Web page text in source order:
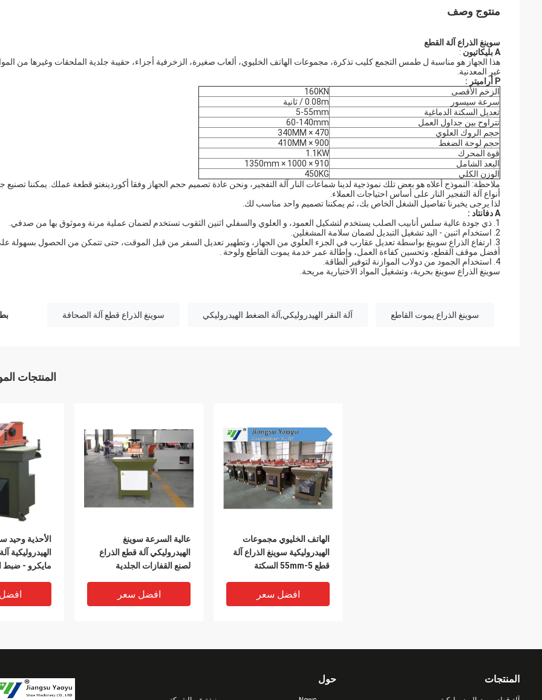
منتوج وصف
سوينغ الذراع آلة القطع
Aبليكاتيون :
هذا الجهاز هو مناسبة ل طمس التجمع كليب تذكرة، مجموعات الهاتف الخليوي، ألعاب صغيرة، الزخرفية أجزاء، حقيبة جلدية الملحقات وغيرها من
غير المعدنية.
P
أراميتر :
الزخم الأقصى
160KN
سرعة سيسور
0.08m / ثانية
تعديل السكتة الدماغية
5-55mm
تتراوح بين جداول العمل
60-140mm
حجم الروك العلوي
470 × 340MM
حجم لوحة الضغط
900 × 410MM
قوة المحرك
1.1KW
البعد الشامل
910 × 1000 × 1350mm
الوزن الكلي
450KG
ملاحظة: النموذج أعلاه هو بعض تلك نموذجية لدينا شماعات النار آلة التفجير، ونحن عادة تصميم حجم الجهاز وفقا أكوردينغتو قطعة عملك. يمكننا تصنيع
أنواع آلة التفجير النار على أساس احتياجات العملاء.
لذا يرجى يخبرنا تفاصيل الشغل الخاص بك، ثم يمكننا تصميم واحد مناسب لك.
Aدفانتاد :
1. ذي جودة عالية سلس أنابيب الصلب يستخدم لتشكيل العمود، و العلوي والسفلي اثنين الثقوب تستخدم لضمان عملية مرنة وموثوق بها من صدفي.
2. استخدام اثنين - اليد تشغيل التبديل لضمان سلامة المشغلين.
3. ارتفاع الذراع سوينغ بواسطة تعديل عقارب في الجزء العلوي من الجهاز، وتطهير تعديل السفر من قبل الموقت، حتى تتمكن من الحصول بسهولة
أفضل موقف القطع، وتحسين كفاءة العمل، وإطالة عمر خدمة يموت القاطع ولوحة .
4. استخدام الجمود من دولاب الموازنة لتوفير الطاقة.
سوينغ الذراع سوينغ بحرية، وتشغيل المواد الاختيارية مريحة.
سوينغ الذراع يموت القاطع آلة النقر الهيدروليكي,آلة الضغط الهيدروليكي سوينغ الذراع قطع آلة الصحافة
المنتجات
الأحذية وحيد
الهيدروليكية
مايكرو - ضبط
عالية السرعة سوينغ
الهيدروليكي آلة قطع الذراع
لصنع القفازات الجلدية
افضل سعر
الهاتف الخليوي مجموعات
الهيدروليكية سوينغ الذراع آلة
قطع 5-55mm السكتة
افضل سعر
حول المنتجات